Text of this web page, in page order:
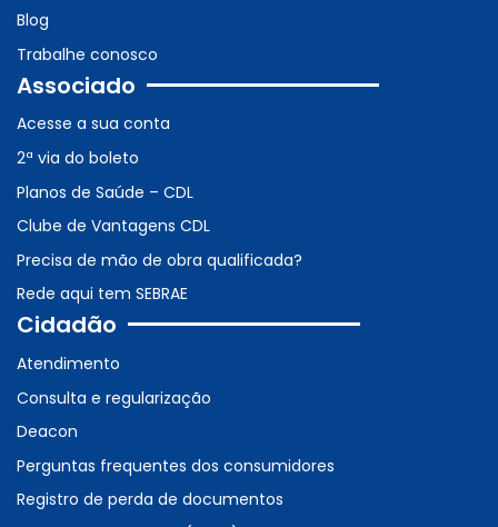
Blog
Trabalhe conosco
Associado
Acesse a sua conta
2ª via do boleto
Planos de Saúde – CDL
Clube de Vantagens CDL
Precisa de mão de obra qualificada?
Rede aqui tem SEBRAE
Cidadão
Atendimento
Consulta e regularização
Deacon
Perguntas frequentes dos consumidores
Registro de perda de documentos